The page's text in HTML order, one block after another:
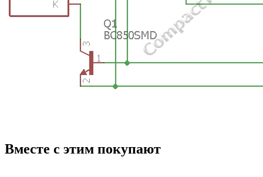
Вместе с этим покупают